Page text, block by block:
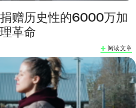
赠历史性的6000万加
革命
阅读文章